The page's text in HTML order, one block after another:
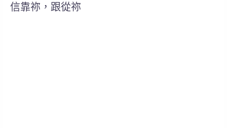
信靠祢，跟從祢